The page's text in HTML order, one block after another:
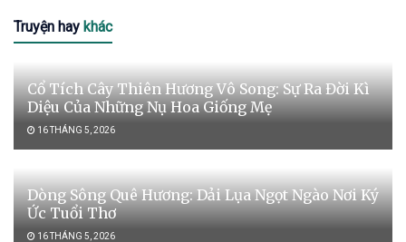
Truyện hay khác
Cổ Tích Cây Thiên Hương Vô Song: Sự Ra Đời Kì
Diệu Của Những Nụ Hoa Giống Mẹ
16 THÁNG 5, 2026
Dòng Sông Quê Hương: Dải Lụa Ngọt Ngào Nơi Ký
Ức Tuổi Thơ
16 THÁNG 5, 2026